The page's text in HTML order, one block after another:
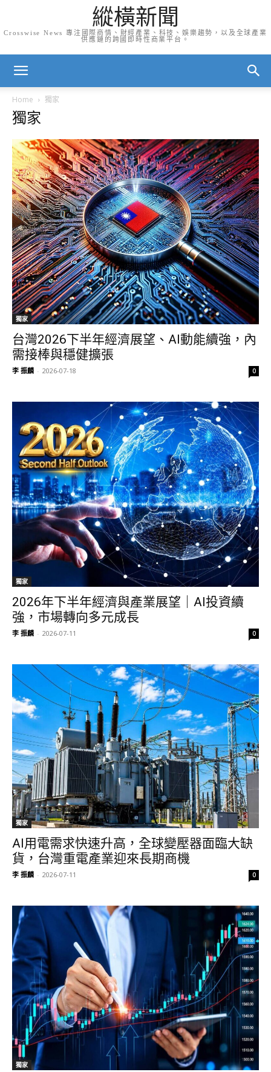
縱橫新聞
Crosswise News 專注國際商情、財經產業、科技、娛樂趨勢，以及全球產業
供應鏈的跨國即時性商業平台。
Home 獨家
獨家
獨家
台灣2026下半年經濟展望、AI動能續強，內
需接棒與穩健擴張
李 振麟 - 2026-07-18 0
獨家
2026年下半年經濟與產業展望｜AI投資續
強，市場轉向多元成長
李 振麟 - 2026-07-11 0
獨家
AI用電需求快速升高，全球變壓器面臨大缺
貨，台灣重電產業迎來長期商機
李 振麟 - 2026-07-11 0
獨家